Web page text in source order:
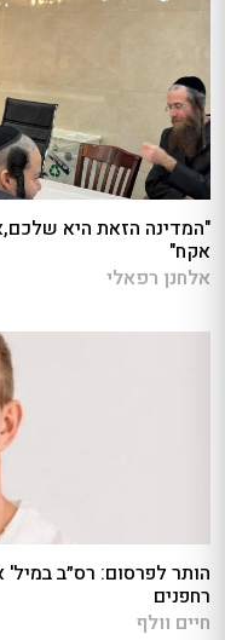
"המדינה הזאת היא
אקח"
אלחנן רפאלי
הותר לפרסום: רס״ב במיל'
רחפנים
חיים וולף